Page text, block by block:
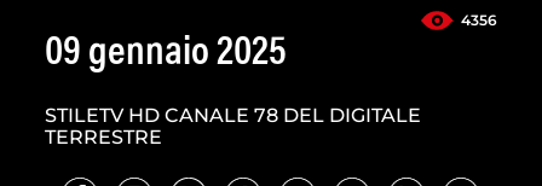
4356
09 gennaio 2025
STILETV HD CANALE 78 DEL DIGITALE
TERRESTRE